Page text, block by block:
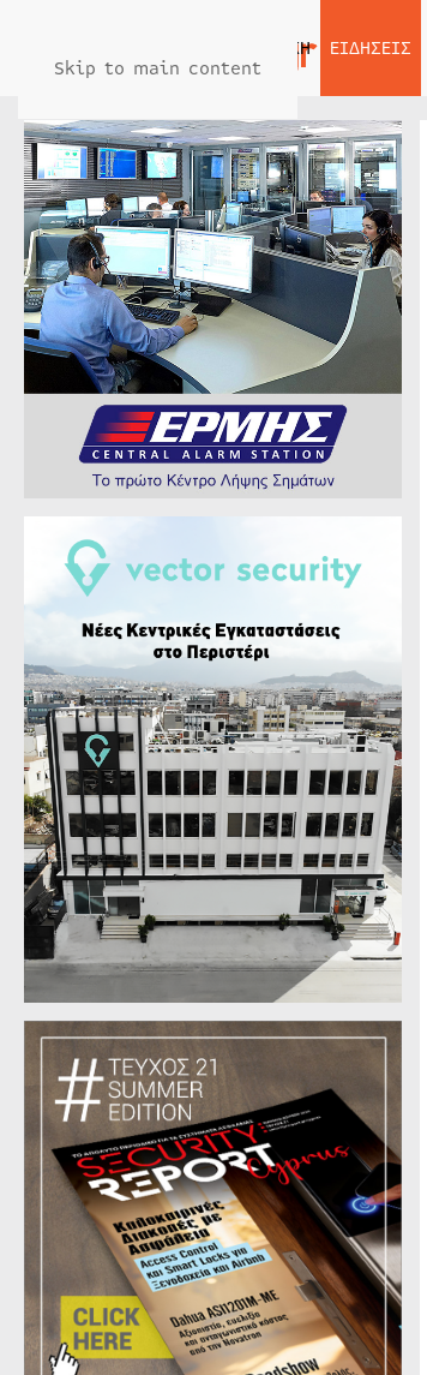
Skip to main content
ΑΡΧΙΚΗ ΕΙΔΗΣΕΙΣ